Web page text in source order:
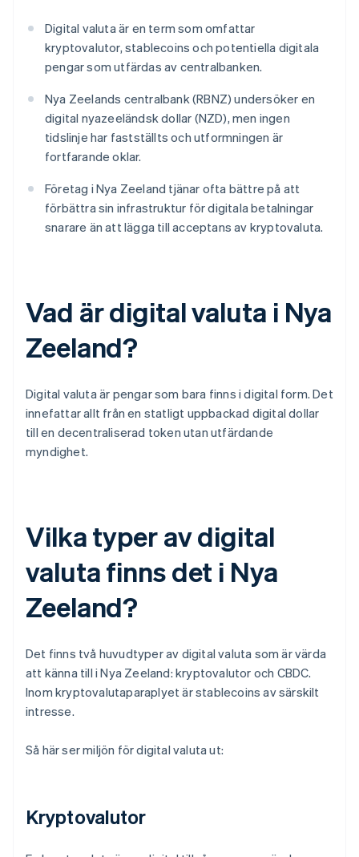
Digital valuta är en term som omfattar
kryptovalutor, stablecoins och potentiella digitala
pengar som utfärdas av centralbanken.
Nya Zeelands centralbank (RBNZ) undersöker en
digital nyazeeländsk dollar (NZD), men ingen
tidslinje har fastställts och utformningen är
fortfarande oklar.
Företag i Nya Zeeland tjänar ofta bättre på att
förbättra sin infrastruktur för digitala betalningar
snarare än att lägga till acceptans av kryptovaluta.
Vad är digital valuta i Nya
Zeeland?
Digital valuta är pengar som bara finns i digital form. Det
innefattar allt från en statligt uppbackad digital dollar
till en decentraliserad token utan utfärdande
myndighet.
Vilka typer av digital
valuta finns det i Nya
Zeeland?
Det finns två huvudtyper av digital valuta som är värda
att känna till i Nya Zeeland: kryptovalutor och CBDC.
Inom kryptovalutaparaplyet är stablecoins av särskilt
intresse.
Så här ser miljön för digital valuta ut:
Kryptovalutor